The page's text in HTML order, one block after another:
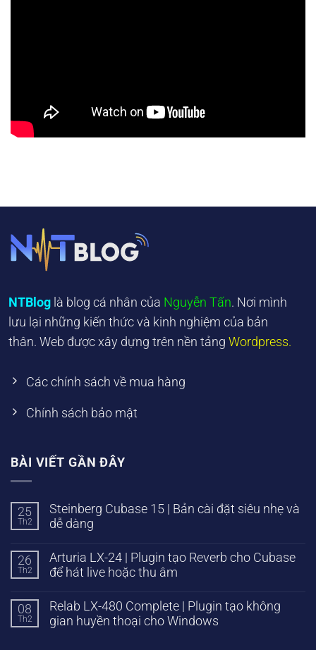
NTBlog là blog cá nhân của Nguyễn Tấn. Nơi mình
lưu lại những kiến thức và kinh nghiệm của bản
thân. Web được xây dựng trên nền tảng Wordpress.
Các chính sách về mua hàng
Chính sách bảo mật
BÀI VIẾT GẦN ĐÂY
25
Th2
Steinberg Cubase 15 | Bản cài đặt siêu nhẹ và
dễ dàng
26
Th2
Arturia LX-24 | Plugin tạo Reverb cho Cubase
để hát live hoặc thu âm
08
Th2
Relab LX-480 Complete | Plugin tạo không
gian huyền thoại cho Windows